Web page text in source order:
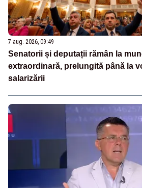
7 aug. 2026, 09:49
Senatorii și deputații rămân la
extraordinară, prelungită până la
salarizării